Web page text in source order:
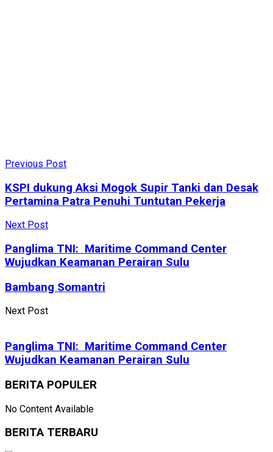
Previous Post
KSPI dukung Aksi Mogok Supir Tanki dan Desak
Pertamina Patra Penuhi Tuntutan Pekerja
Next Post
Panglima TNI: Maritime Command Center
Wujudkan Keamanan Perairan Sulu
Bambang Somantri
Next Post
Panglima TNI: Maritime Command Center
Wujudkan Keamanan Perairan Sulu
BERITA POPULER
No Content Available
BERITA TERBARU